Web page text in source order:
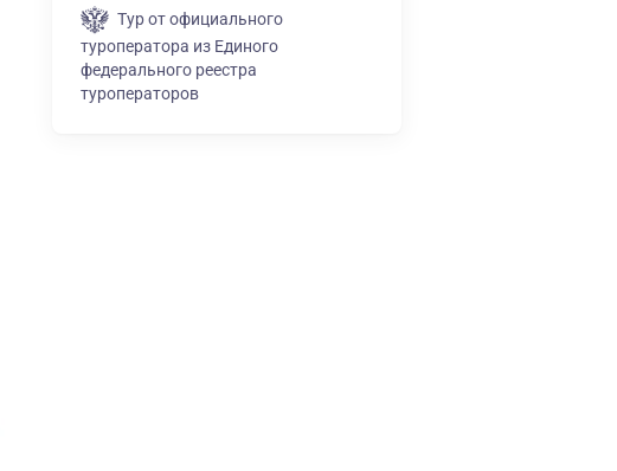
Тур от официального
туроператора из Единого
федерального реестра
туроператоров